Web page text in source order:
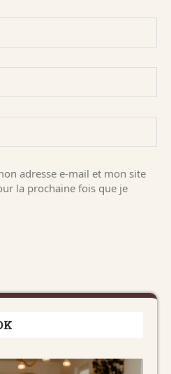
adresse e-mail et mon site
la prochaine fois que je